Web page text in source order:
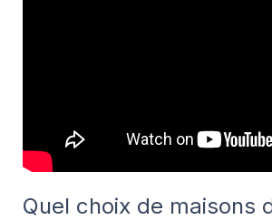
Quel choix de maisons